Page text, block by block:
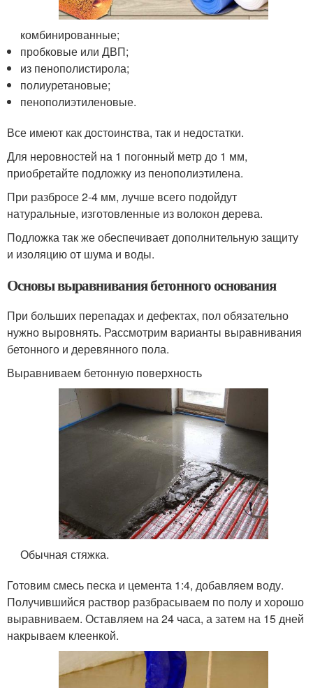
комбинированные;
пробковые или ДВП;
из пенополистирола;
полиуретановые;
пенополиэтиленовые.
Все имеют как достоинства, так и недостатки.
Для неровностей на 1 погонный метр до 1 мм,
приобретайте подложку из пенополиэтилена.
При разбросе 2-4 мм, лучше всего подойдут
натуральные, изготовленные из волокон дерева.
Подложка так же обеспечивает дополнительную защиту
и изоляцию от шума и воды.
Основы выравнивания бетонного основания
При больших перепадах и дефектах, пол обязательно
нужно выровнять. Рассмотрим варианты выравнивания
бетонного и деревянного пола.
Выравниваем бетонную поверхность
Обычная стяжка.
Готовим смесь песка и цемента 1:4, добавляем воду.
Получившийся раствор разбрасываем по полу и хорошо
выравниваем. Оставляем на 24 часа, а затем на 15 дней
накрываем клеенкой.